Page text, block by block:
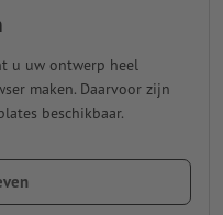
u uw ontwerp heel
maken. Daarvoor zijn
beschikbaar.